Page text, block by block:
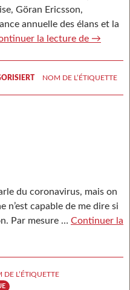
Göran Ericsson,
annuelle des élans et la
la lecture de La
élans
→
NOM DE L’ÉTIQUETTE
du coronavirus, mais on
n’est capable de me dire si
Par mesure … Continuer la
DE L’ÉTIQUETTE